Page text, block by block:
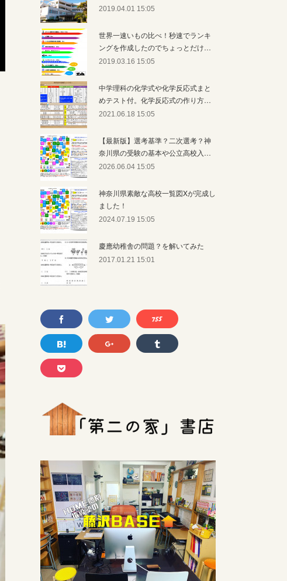
2019.04.01 15:05
世界一速いもの比べ！秒速でランキ
ングを作成したのでちょっとだけ…
2019.03.16 15:05
中学理科の化学式や化学反応式まと
めテスト付。化学反応式の作り方…
2021.06.18 15:05
【最新版】選考基準？二次選考？神
奈川県の受験の基本や公立高校入…
2026.06.04 15:05
神奈川県素敵な高校一覧図Xが完成し
ました！
2024.07.19 15:05
慶應幼稚舎の問題？を解いてみた
2017.01.21 15:01